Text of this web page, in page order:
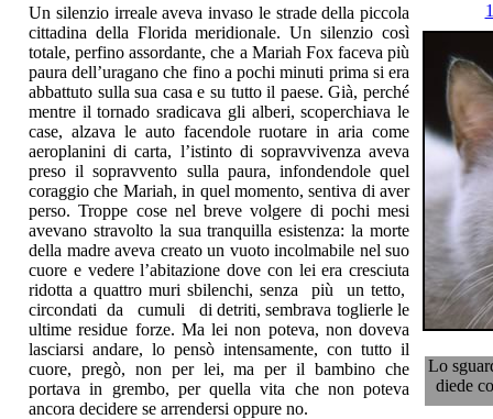
Un silenzio irreale aveva invaso le strade della piccola
cittadina della Florida meridionale. Un silenzio così
totale, perfino assordante, che a Mariah Fox faceva più
paura dell’uragano che fino a pochi minuti prima si era
abbattuto sulla sua casa e su tutto il paese. Già, perché
mentre il tornado sradicava gli alberi, scoperchiava le
case, alzava le auto facendole ruotare in aria come
aeroplanini di carta, l’istinto di sopravvivenza aveva
preso il sopravvento sulla paura, infondendole quel
coraggio che Mariah, in quel momento, sentiva di aver
perso. Troppe cose nel breve volgere di pochi mesi
avevano stravolto la sua tranquilla esistenza: la morte
della madre aveva creato un vuoto incolmabile nel suo
cuore e vedere l’abitazione dove con lei era cresciuta
ridotta a quattro muri sbilenchi, senza più un tetto,
circondati da cumuli di detriti, sembrava toglierle le
ultime residue forze. Ma lei non poteva, non doveva
lasciarsi andare, lo pensò intensamente, con tutto il
cuore, pregò, non per lei, ma per il bambino che
portava in grembo, per quella vita che non poteva
ancora decidere se arrendersi oppure no.
Lo
diede